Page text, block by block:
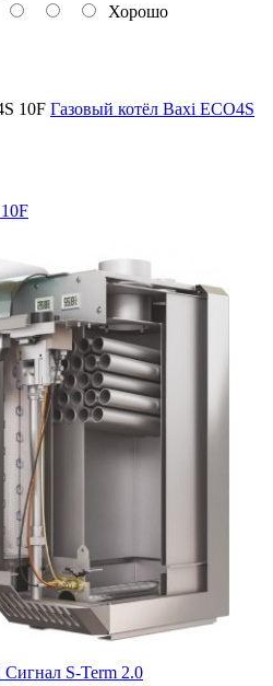
Хорошо
Газовый котёл Baxi ECO4S
S-Term 2.0